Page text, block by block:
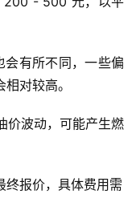
有所不同，一些偏
对较高。
价波动，可能产生燃
终报价，具体费用需